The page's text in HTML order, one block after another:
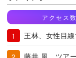
アクセス数
王林、女性目